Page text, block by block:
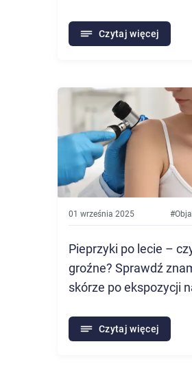
Czytaj więcej
01 września 2025 #
Pieprzyki po lecie –
groźne? Sprawdź
skórze po ekspozycji
Czytaj więcej